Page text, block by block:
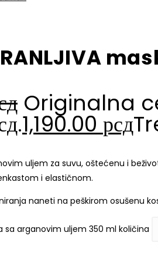
Originalna
1,190.00рсд
uljem za suvu, oštećenu i
i elastičnom.
naneti na peškirom osušenu
sa arganovim uljem 350 ml količina